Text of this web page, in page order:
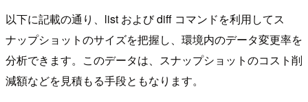
以下に記載の通り、list および diff コマンドを利用してス
ナップショットのサイズを把握し、環境内のデータ変更率を
分析できます。このデータは、スナップショットのコスト削
減額などを見積もる手段ともなります。